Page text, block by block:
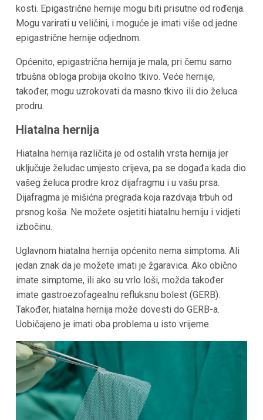
kosti. Epigastrične hernije mogu biti prisutne od rođenja.
Mogu varirati u veličini, i moguće je imati više od jedne
epigastrične hernije odjednom.
Općenito, epigastrična hernija je mala, pri čemu samo
trbušna obloga probija okolno tkivo. Veće hernije,
također, mogu uzrokovati da masno tkivo ili dio želuca
prodru.
Hiatalna hernija
Hiatalna hernija različita je od ostalih vrsta hernija jer
uključuje želudac umjesto crijeva, pa se događa kada dio
vašeg želuca prodre kroz dijafragmu i u vašu prsa.
Dijafragma je mišićna pregrada koja razdvaja trbuh od
prsnog koša. Ne možete osjetiti hiatalnu herniju i vidjeti
izbočinu.
Uglavnom hiatalna hernija općenito nema simptoma. Ali
jedan znak da je možete imati je žgaravica. Ako obično
imate simptome, ili ako su vrlo loši, možda također
imate gastroezofagealnu refluksnu bolest (GERB).
Također, hiatalna hernija može dovesti do GERB-a.
Uobičajeno je imati oba problema u isto vrijeme.